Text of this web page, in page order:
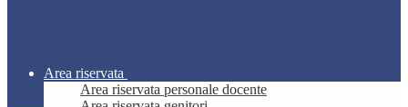
Area riservata
Area riservata personale docente